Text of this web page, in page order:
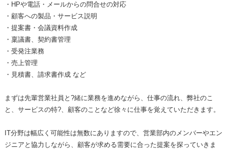
・HPや電話・メールからの問合せの対応
・顧客への製品・サービス説明
・提案書・会議資料作成
・稟議書、契約書管理
・受発注業務
・売上管理
・見積書、請求書作成 など
まずは先輩営業社員と?緒に業務を進めながら、仕事の流れ、弊社のこ
と、サービスの特?、顧客のことなど徐々に仕事を覚えていただきます。
IT分野は幅広く可能性は無数にありますので、営業部内のメンバーやエン
ジニアと協力しながら、顧客が求める需要に合った提案を探っていきま